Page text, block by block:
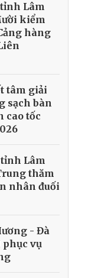
Lâm
kiểm
hàng
tâm giải
sạch bàn
cao tốc
Lâm
thăm
nhân đuối
- Đà
phục vụ